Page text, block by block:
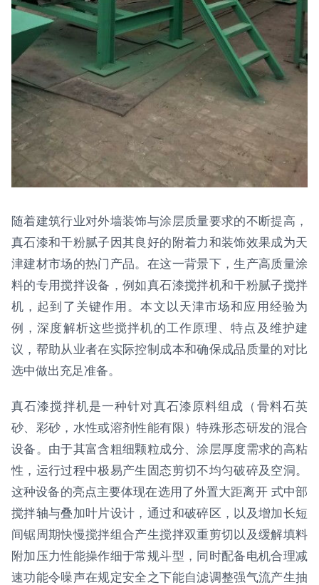
随着建筑行业对外墙装饰与涂层质量要求的不断提高，
真石漆和干粉腻子因其良好的附着力和装饰效果成为天
津建材市场的热门产品。在这一背景下，生产高质量涂
料的专用搅拌设备，例如真石漆搅拌机和干粉腻子搅拌
机，起到了关键作用。本文以天津市场和应用经验为
例，深度解析这些搅拌机的工作原理、特点及维护建
议，帮助从业者在实际控制成本和确保成品质量的对比
选中做出充足准备。
真石漆搅拌机是一种针对真石漆原料组成（骨料石英
砂、彩砂，水性或溶剂性能有限）特殊形态研发的混合
设备。由于其富含粗细颗粒成分、涂层厚度需求的高粘
性，运行过程中极易产生固态剪切不均匀破碎及空洞。
这种设备的亮点主要体现在选用了外置大距离开 式中部
搅拌轴与叠加叶片设计，通过和破碎区，以及增加长短
间锯周期快慢搅拌组合产生搅拌双重剪切以及缓解填料
附加压力性能操作细于常规斗型，同时配备电机合理减
速功能令噪声在规定安全之下能自滤调整强气流产生抽